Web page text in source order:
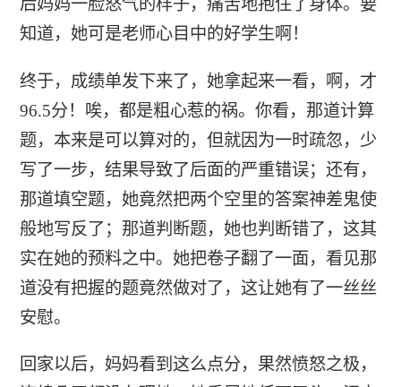
后妈妈一脸怒气的样子，痛苦地抱住了身体。要
知道，她可是老师心目中的好学生啊！
终于，成绩单发下来了，她拿起来一看，啊，才
96.5分！唉，都是粗心惹的祸。你看，那道计算
题，本来是可以算对的，但就因为一时疏忽，少
写了一步，结果导致了后面的严重错误；还有，
那道填空题，她竟然把两个空里的答案神差鬼使
般地写反了；那道判断题，她也判断错了，这其
实在她的预料之中。她把卷子翻了一面，看见那
道没有把握的题竟然做对了，这让她有了一丝丝
安慰。
回家以后，妈妈看到这么点分，果然愤怒之极，